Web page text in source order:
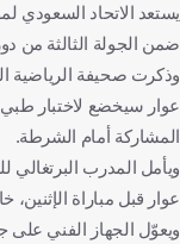
حسام عوار
المملكة
كرة قدم
يستعد الاتحاد السعودي
ضمن الجولة الثالثة من
وذكرت صحيفة الرياضية
عوار سيخضع لاختبار طبي
المشاركة أمام الشرطة.
ويأمل المدرب
عوار قبل مباراة الإثنين،
ويعوّل الجهاز الفني على